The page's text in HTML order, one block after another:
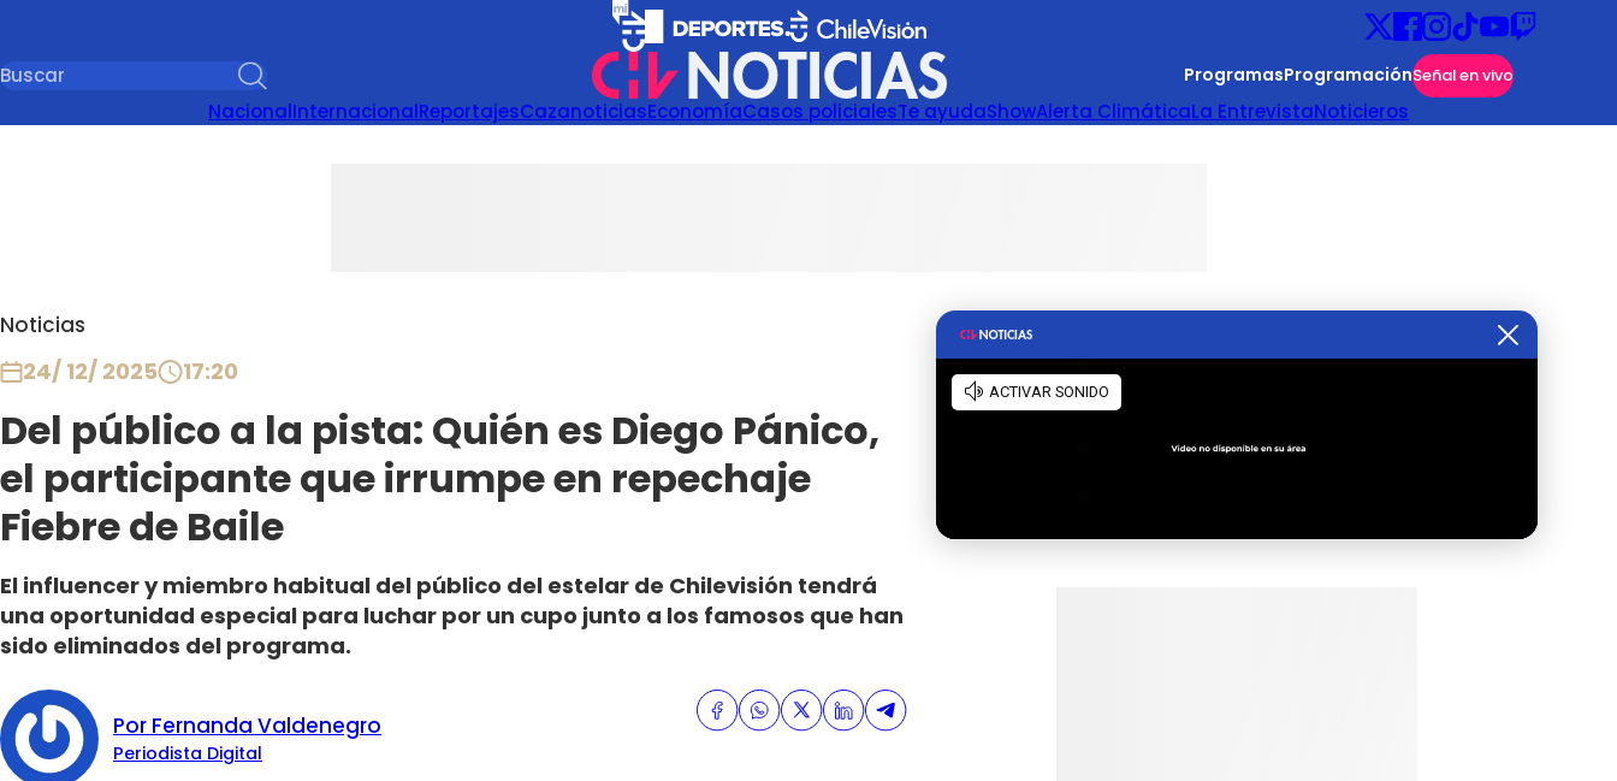
ProgramasProgramaciónSeñal en vivo
NacionalInternacionalReportajesCazanoticiasEconomíaCasos policialesTe ayudaShowAlerta ClimáticaLa EntrevistaNoticieros
Noticias
24/ 12/ 2025 17:20
Del público a la pista: Quién es Diego Pánico,
el participante que irrumpe en repechaje
Fiebre de Baile
El influencer y miembro habitual del público del estelar de Chilevisión tendrá
una oportunidad especial para luchar por un cupo junto a los famosos que han
sido eliminados del programa.
Por Fernanda Valdenegro
Periodista Digital